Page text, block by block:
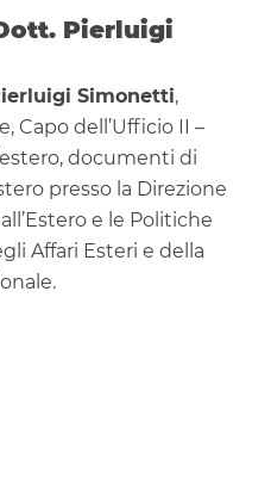
Pierluigi
Simonetti,
Capo dell’Ufficio II –
documenti di
presso la Direzione
e le Politiche
Affari Esteri e della